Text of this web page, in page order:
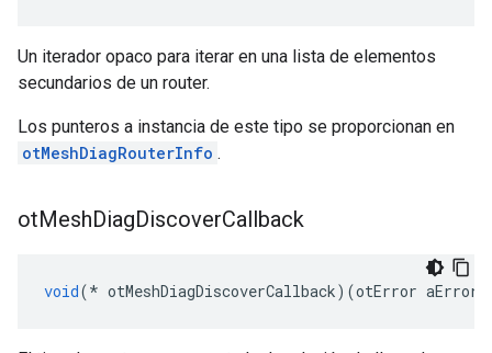
Un iterador opaco para iterar en una lista de elementos
secundarios de un router.
Los punteros a instancia de este tipo se proporcionan en
otMeshDiagRouterInfo .
otMeshDiagDiscoverCallback
void(* otMeshDiagDiscoverCallback)(otError aError